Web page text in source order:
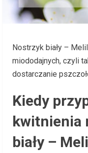
Nostrzyk biały –
miododajnych, czyli
dostarczanie
Kiedy
kwitnienia
biały –